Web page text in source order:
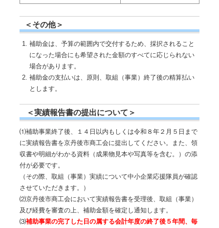
＜その他＞
補助金は、予算の範囲内で交付するため、採択されること
になった場合にも希望された金額のすべてに応じられない
場合があります。
補助金の支払いは、原則、取組（事業）終了後の精算払い
とします。
＜実績報告書の提出について＞
⑴補助事業終了後、１４日以内もしくは令和８年２月５日まで
に実績報告書を京丹後市商工会に提出してください。また、領
収書や明細がわかる資料（成果物見本や写真等を含む。）の添
付が必要です。
（その際、取組（事業）実績について中小企業応援隊員が確認
させていただきます。）
⑵京丹後市商工会において実績報告書を受理後、取組（事業）
及び経費を審査の上、補助金額を確定し通知します。
⑶補助事業の完了した日の属する会計年度の終了後５年間、毎